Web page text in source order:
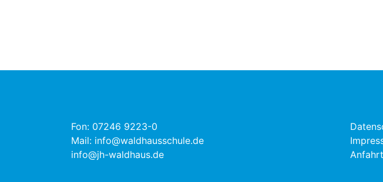
Fon: 07246 9223-0
Mail: info@waldhausschule.de
info@jh-waldhaus.de
Anfahrt